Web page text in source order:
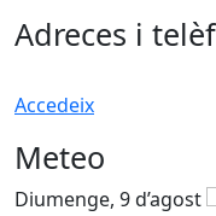
Adreces i
Accedeix
Meteo
Diumenge, 9 d’agost